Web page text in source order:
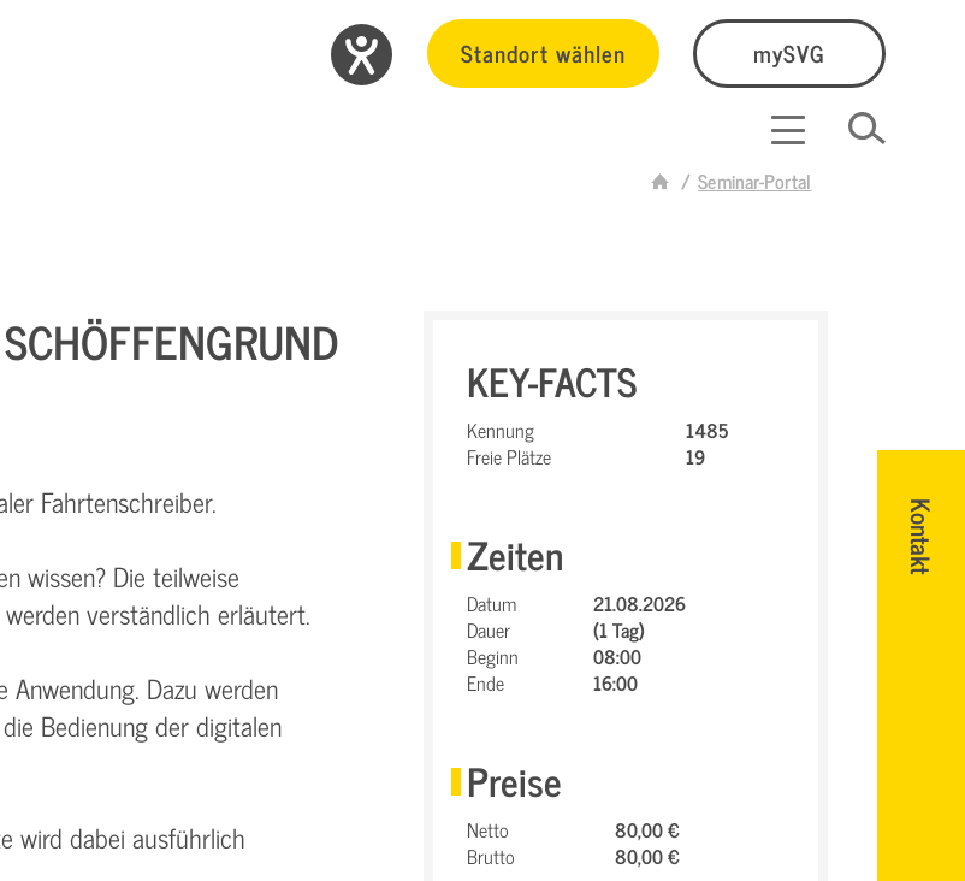
Standort wählen mySVG
Seminar-Portal
Kontakt
Fahrtenschreiber.
wissen? Die teilweise
verständlich erläutert.
Dazu werden
Bedienung der digitalen
wird dabei ausführlich
KEY-FACTS
Kennung
1485
Freie Plätze
19
Zeiten
Datum
21.08.2026
Dauer
(1 Tag)
Beginn
08:00
Ende
16:00
Preise
Netto
80,00 €
Brutto
80,00 €